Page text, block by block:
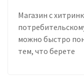
Магазин с
можно быстро
тем, что берете